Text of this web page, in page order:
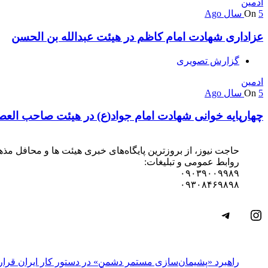
ادمین
On 5 سال Ago
عزاداری شهادت امام کاظم در هیئت عبدالله بن الحسن
گزارش تصویری
ادمین
On 5 سال Ago
چهارپایه خوانی شهادت امام جواد(ع) در هیئت صاحب
حاجت نیوز، از بروزترین پایگاه‌های خبری هیئت ها و محافل
روابط عمومی و تبلیغات:
۰۹۰۳۹۰۰۹۹۸۹
۰۹۳۰۸۴۶۹۸۹۸
اینستاگرم
تلگرام
راهبرد «پشیمان‌سازی مستمر دشمن» در دستور کار ایران قرار